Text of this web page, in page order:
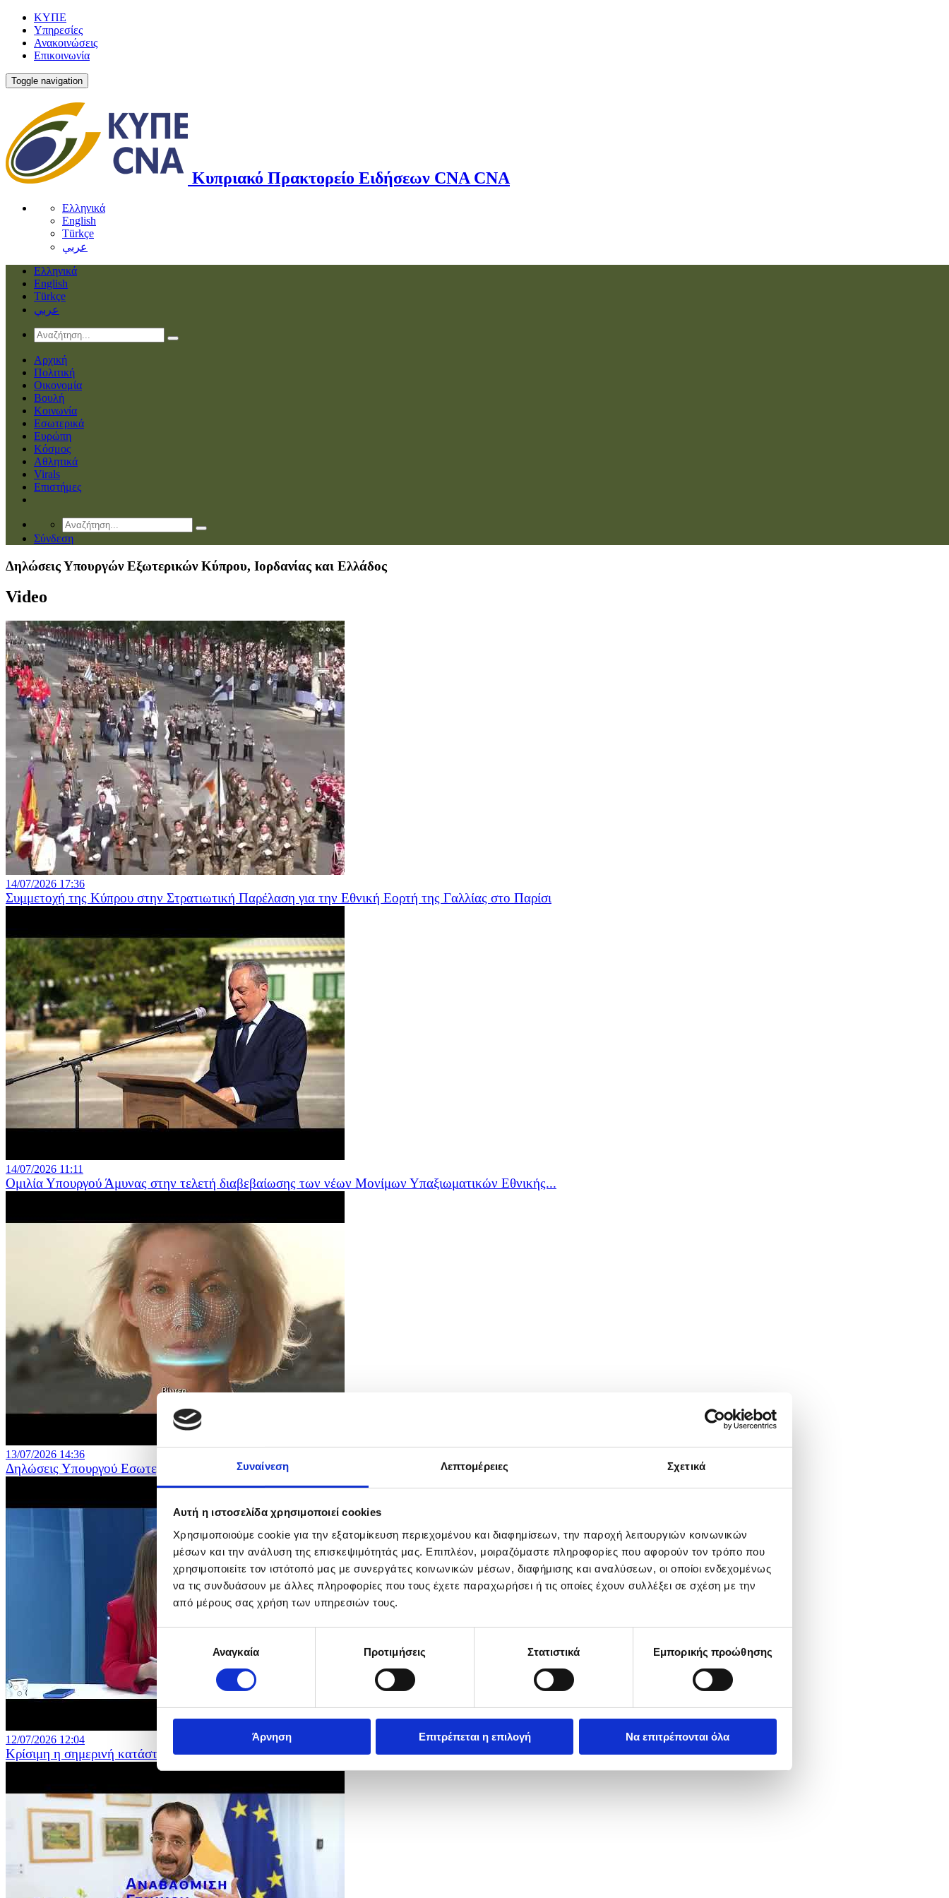
Συναίνεση Λεπτομέρειες Σχετικά
Αυτή η ιστοσελίδα χρησιμοποιεί cookies
Χρησιμοποιούμε cookie για την εξατομίκευση περιεχομένου και διαφημίσεων, την παροχή λειτουργιών κοινωνικών
μέσων και την ανάλυση της επισκεψιμότητάς μας. Επιπλέον, μοιραζόμαστε πληροφορίες που αφορούν τον τρόπο που
χρησιμοποιείτε τον ιστότοπό μας με συνεργάτες κοινωνικών μέσων, διαφήμισης και αναλύσεων, οι οποίοι ενδεχομένως
να τις συνδυάσουν με άλλες πληροφορίες που τους έχετε παραχωρήσει ή τις οποίες έχουν συλλέξει σε σχέση με την
από μέρους σας χρήση των υπηρεσιών τους.
συγκατάθεσηςΑναγκαία Προτιμήσεις Στατιστικά Εμπορικής προώθησης
Άρνηση Επιτρέπεται η επιλογή Να επιτρέπονται όλα
ΚΥΠΕ
Υπηρεσίες
Ανακοινώσεις
Επικοινωνία
Toggle navigation
Κυπριακό Πρακτορείο Ειδήσεων CNA CNA
Ελληνικά
English
Türkçe
عربي
Ελληνικά
English
Türkçe
عربي
Αρχική
Πολιτική
Οικονομία
Βουλή
Κοινωνία
Εσωτερικά
Ευρώπη
Κόσμος
Αθλητικά
Virals
Επιστήμες
Σύνδεση
Δηλώσεις Υπουργών Εξωτερικών Κύπρου, Ιορδανίας και Ελλάδος
Video
14/07/2026 17:36
Συμμετοχή της Κύπρου στην Στρατιωτική Παρέλαση για την Εθνική Εορτή της Γαλλίας στο Παρίσι
14/07/2026 11:11
Ομιλία Υπουργού Άμυνας στην τελετή διαβεβαίωσης των νέων Μονίμων Υπαξιωματικών Εθνικής...
13/07/2026 14:36
Δηλώσεις Υπουργού Εσωτερικών για την υπογραφή σύμβασης για υλοποίηση του Συστήματος Νέας...
12/07/2026 12:04
Κρίσιμη η σημερινή κατάσταση στη Δημόσια Εκπαίδευση δήλωσε η Πρόεδρος της ΠΟΕΔ